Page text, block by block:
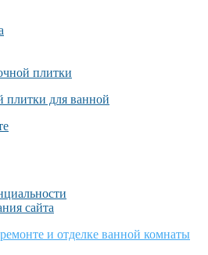
плитки
сайта
и отделке ванной комнаты